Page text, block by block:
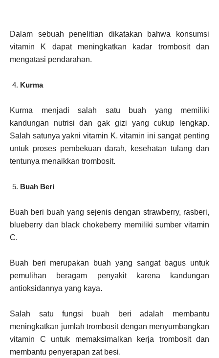
Dalam sebuah penelitian dikatakan bahwa konsumsi
vitamin K dapat meningkatkan kadar trombosit dan
mengatasi pendarahan.
Kurma
Kurma menjadi salah satu buah yang memiliki
kandungan nutrisi dan gak gizi yang cukup lengkap.
Salah satunya yakni vitamin K. vitamin ini sangat penting
untuk proses pembekuan darah, kesehatan tulang dan
tentunya menaikkan trombosit.
Buah Beri
Buah beri buah yang sejenis dengan strawberry, rasberi,
blueberry dan black chokeberry memiliki sumber vitamin
C.
Buah beri merupakan buah yang sangat bagus untuk
pemulihan beragam penyakit karena kandungan
antioksidannya yang kaya.
Salah satu fungsi buah beri adalah membantu
meningkatkan jumlah trombosit dengan menyumbangkan
vitamin C untuk memaksimalkan kerja trombosit dan
membantu penyerapan zat besi.